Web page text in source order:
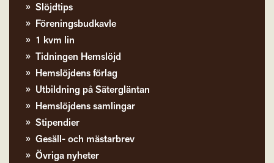
Slöjdtips
Föreningsbudkavle
1 kvm lin
Tidningen Hemslöjd
Hemslöjdens förlag
Utbildning på Sätergläntan
Hemslöjdens samlingar
Stipendier
Gesäll- och mästarbrev
Övriga nyheter